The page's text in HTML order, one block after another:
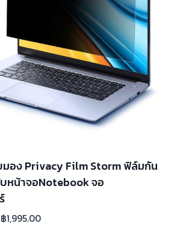
อง Privacy Film Storm ฟิล์มกัน
หน้าจอNotebook จอ
฿1,995.00